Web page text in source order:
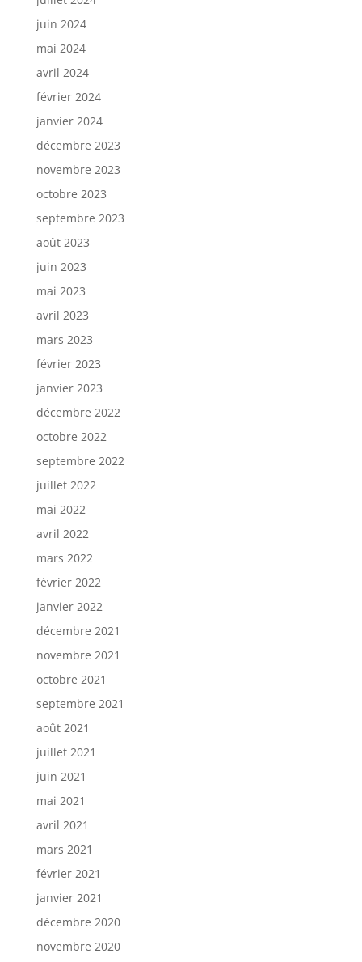
juin 2024
mai 2024
avril 2024
février 2024
janvier 2024
décembre 2023
novembre 2023
octobre 2023
septembre 2023
août 2023
juin 2023
mai 2023
avril 2023
mars 2023
février 2023
janvier 2023
décembre 2022
octobre 2022
septembre 2022
juillet 2022
mai 2022
avril 2022
mars 2022
février 2022
janvier 2022
décembre 2021
novembre 2021
octobre 2021
septembre 2021
août 2021
juillet 2021
juin 2021
mai 2021
avril 2021
mars 2021
février 2021
janvier 2021
décembre 2020
novembre 2020